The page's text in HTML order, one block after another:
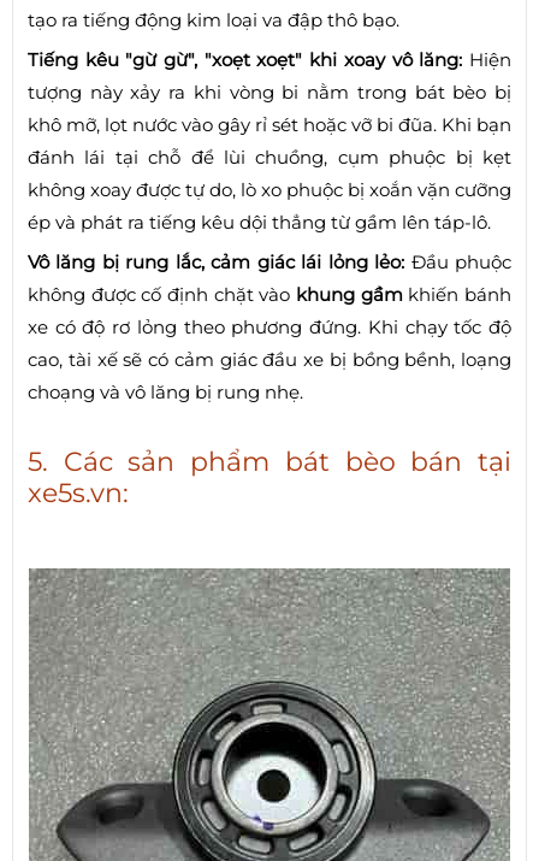
tạo ra tiếng động kim loại va đập thô bạo.
Tiếng kêu "gừ gừ", "xoẹt xoẹt" khi xoay vô lăng: Hiện
tượng này xảy ra khi vòng bi nằm trong bát bèo bị
khô mỡ, lọt nước vào gây rỉ sét hoặc vỡ bi đũa. Khi bạn
đánh lái tại chỗ để lùi chuồng, cụm phuộc bị kẹt
không xoay được tự do, lò xo phuộc bị xoắn vặn cưỡng
ép và phát ra tiếng kêu dội thẳng từ gầm lên táp-lô.
Vô lăng bị rung lắc, cảm giác lái lỏng lẻo: Đầu phuộc
không được cố định chặt vào khung gầmkhiến bánh
xe có độ rơ lỏng theo phương đứng. Khi chạy tốc độ
cao, tài xế sẽ có cảm giác đầu xe bị bồng bềnh, loạng
choạng và vô lăng bị rung nhẹ.
5. Các sản phẩm bát bèo bán tại
xe5s.vn: